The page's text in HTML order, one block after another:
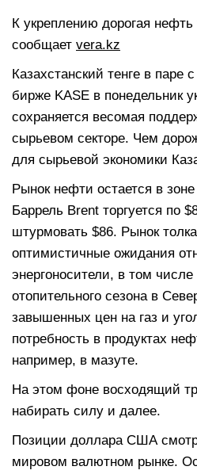
К укреплению дорогая нефть
сообщает vera.kz
Казахстанский тенге в
бирже KASE в понедельник
сохраняется весомая
сырьевом секторе. Чем
для сырьевой экономики
Рынок нефти остается в
Баррель Brent торгуется по
штурмовать $86. Рынок
оптимистичные ожидания
энергоносители, в том
отопительного сезона в
завышенных цен на газ и
потребность в продуктах
например, в мазуте.
На этом фоне восходящий
набирать силу и далее.
Позиции доллара США
мировом валютном рынке.